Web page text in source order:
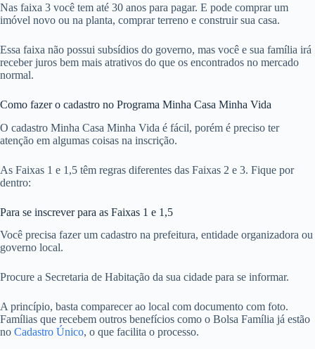
Nas faixa 3 você tem até 30 anos para pagar. E pode comprar um
imóvel novo ou na planta, comprar terreno e construir sua casa.
Essa faixa não possui subsídios do governo, mas você e sua família irá
receber juros bem mais atrativos do que os encontrados no mercado
normal.
Como fazer o cadastro no Programa Minha Casa Minha Vida
O cadastro Minha Casa Minha Vida é fácil, porém é preciso ter
atenção em algumas coisas na inscrição.
As Faixas 1 e 1,5 têm regras diferentes das Faixas 2 e 3. Fique por
dentro:
Para se inscrever para as Faixas 1 e 1,5
Você precisa fazer um cadastro na prefeitura, entidade organizadora ou
governo local.
Procure a Secretaria de Habitação da sua cidade para se informar.
A princípio, basta comparecer ao local com documento com foto.
Famílias que recebem outros benefícios como o Bolsa Família já estão
no Cadastro Único, o que facilita o processo.